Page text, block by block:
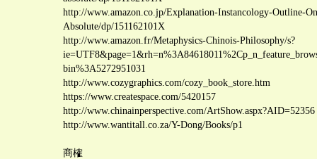
http://www.amazon.co.jp/Explanation-Instancology-Outline-
Absolute/dp/151162101X
http://www.amazon.fr/Metaphysics-Chinois-Philosophy/s?
bin%3A5272951031
http://www.cozygraphics.com/cozy_book_store.htm
https://www.createspace.com/5420157
http://www.chinainperspective.com/ArtShow.aspx?AID=52356
http://www.wantitall.co.za/Y-Dong/Books/p1
商榷